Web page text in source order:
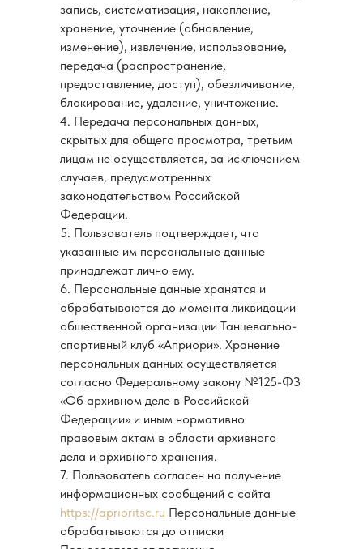
запись, систематизация, накопление,
хранение, уточнение (обновление,
изменение), извлечение, использование,
передача (распространение,
предоставление, доступ), обезличивание,
блокирование, удаление, уничтожение.
4. Передача персональных данных,
скрытых для общего просмотра, третьим
лицам не осуществляется, за исключением
случаев, предусмотренных
законодательством Российской
Федерации.
5. Пользователь подтверждает, что
указанные им персональные данные
принадлежат лично ему.
6. Персональные данные хранятся и
обрабатываются до момента ликвидации
общественной организации Танцевально-
спортивный клуб «Априори». Хранение
персональных данных осуществляется
согласно Федеральному закону №125-ФЗ
«Об архивном деле в Российской
Федерации» и иным нормативно
правовым актам в области архивного
дела и архивного хранения.
7. Пользователь согласен на получение
информационных сообщений с сайта
https://aprioritsc.ru Персональные данные
обрабатываются до отписки